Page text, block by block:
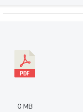
0 MB